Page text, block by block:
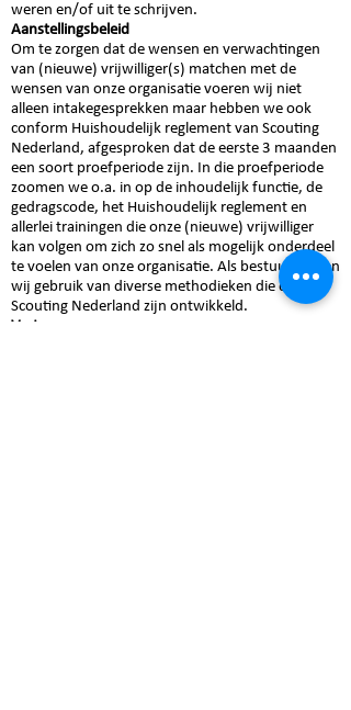
weren en/of uit te schrijven.
Aanstellingsbeleid
Om te zorgen dat de wensen en verwachtingen
van (nieuwe) vrijwilliger(s) matchen met de
wensen van onze organisatie voeren wij niet
alleen intakegesprekken maar hebben we ook
conform Huishoudelijk reglement van Scouting
Nederland, afgesproken dat de eerste 3 maanden
een soort proefperiode zijn. In die proefperiode
zoomen we o.a. in op de inhoudelijk functie, de
gedragscode, het Huishoudelijk reglement en
allerlei trainingen die onze (nieuwe) vrijwilliger
kan volgen om zich zo snel als mogelijk onderdeel
te voelen van onze organisatie. Als bestuur maken
wij gebruik van diverse methodieken die door
Scouting Nederland zijn ontwikkeld.
Vertrouwenspersoon